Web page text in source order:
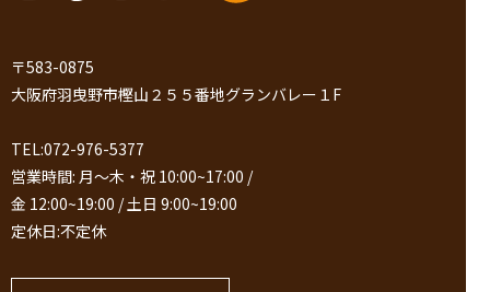
〒583-0875
大阪府羽曳野市樫山２５５番地グランバレー１F
TEL:072-976-5377
営業時間: 月～木・祝 10:00~17:00 /
金 12:00~19:00 / 土日 9:00~19:00
定休日:不定休